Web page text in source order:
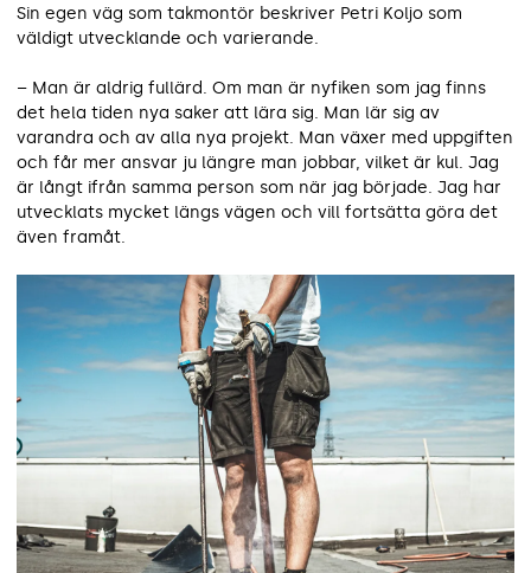
Sin egen väg som takmontör beskriver Petri Koljo som
väldigt utvecklande och varierande.
– Man är aldrig fullärd. Om man är nyfiken som jag finns
det hela tiden nya saker att lära sig. Man lär sig av
varandra och av alla nya projekt. Man växer med uppgiften
och får mer ansvar ju längre man jobbar, vilket är kul. Jag
är långt ifrån samma person som när jag började. Jag har
utvecklats mycket längs vägen och vill fortsätta göra det
även framåt.